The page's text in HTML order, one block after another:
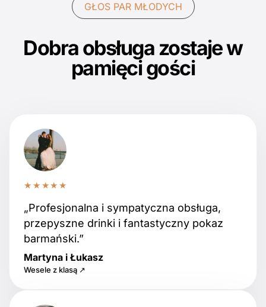
GŁOS PAR MŁODYCH
Dobra obsługa zostaje w
pamięci gości
★★★★★
„Profesjonalna i sympatyczna obsługa,
przepyszne drinki i fantastyczny pokaz
barmański.”
Martyna i Łukasz
Wesele z klasą ↗